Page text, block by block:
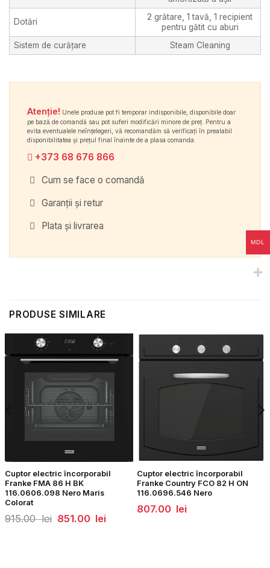
Dotări
2 grătare, 1 tavă, 1 recipient
pentru gătit cu aburi
Sistem de curățare
Steam Cleaning
Atenție! Unele produse pot fi temporar indisponibile, disponibile doar
pe bază de comandă sau pot suferi modificări minore de preț. Pentru a
evita eventualele neînțelegeri, vă recomandăm să verificați în prealabil
disponibilitatea și prețul final înainte de a plasa comanda.
+373 68 676 866
Cum se face o comandă
Garanții și retur
Plata și livrarea
PRODUSE SIMILARE
Cuptor electric încorporabil
Franke FMA 86 H BK
116.0606.098 Nero Maris
Colorat
915.00lei Prețul
inițial
851.00 leiPrețul
curent
Cuptor electric încorporabil
Franke Country FCO 82 H ON
116.0696.546 Nero
807.00 lei
MDL